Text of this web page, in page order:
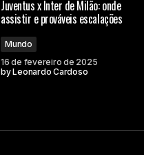
Juventus x Inter de Milão: onde
assistir e prováveis escalações
Mundo
16 de fevereiro de 2025
byLeonardo Cardoso